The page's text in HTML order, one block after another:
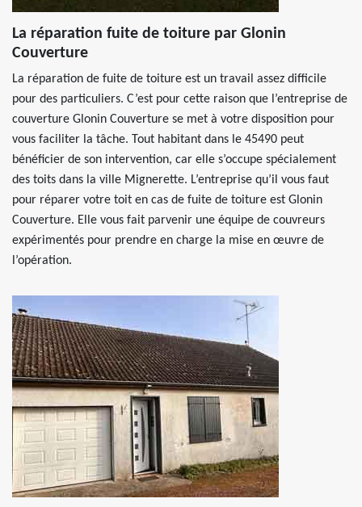
La réparation fuite de toiture par Glonin
Couverture
La réparation de fuite de toiture est un travail assez difficile
pour des particuliers. C’est pour cette raison que l’entreprise de
couverture Glonin Couverture se met à votre disposition pour
vous faciliter la tâche. Tout habitant dans le 45490 peut
bénéficier de son intervention, car elle s’occupe spécialement
des toits dans la ville Mignerette. L’entreprise qu’il vous faut
pour réparer votre toit en cas de fuite de toiture est Glonin
Couverture. Elle vous fait parvenir une équipe de couvreurs
expérimentés pour prendre en charge la mise en œuvre de
l’opération.